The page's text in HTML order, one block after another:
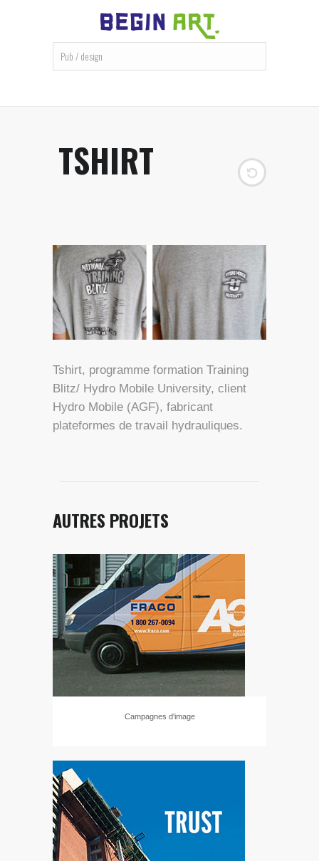
TSHIRT
Tshirt, programme formation Training
Blitz/ Hydro Mobile University, client
Hydro Mobile (AGF), fabricant
plateformes de travail hydrauliques.
AUTRES PROJETS
Campagnes d'image